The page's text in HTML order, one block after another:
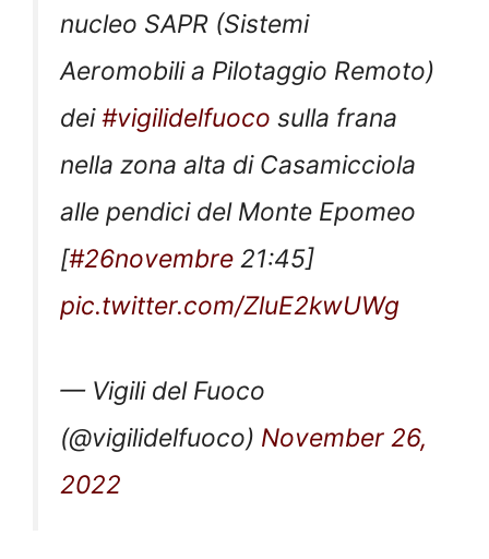
nucleo SAPR (Sistemi
Aeromobili a Pilotaggio Remoto)
dei#vigilidelfuoco sulla frana
nella zona alta di Casamicciola
alle pendici del Monte Epomeo
[#26novembre 21:45]
pic.twitter.com/ZluE2kwUWg
— Vigili del Fuoco
(@vigilidelfuoco) November 26,
2022